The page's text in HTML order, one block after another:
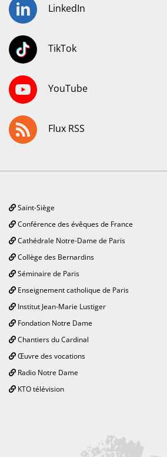
LinkedIn
TikTok
YouTube
Flux RSS
Saint-Siège
Conférence des évêques de France
Cathédrale Notre-Dame de Paris
Collège des Bernardins
Séminaire de Paris
Enseignement catholique de Paris
Institut Jean-Marie Lustiger
Fondation Notre Dame
Chantiers du Cardinal
Œuvre des vocations
Radio Notre Dame
KTO télévision